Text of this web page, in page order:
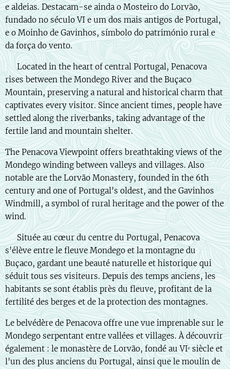
e aldeias. Destacam-se ainda o Mosteiro do Lorvão,
fundado no século VI e um dos mais antigos de Portugal,
e o Moinho de Gavinhos, símbolo do património rural e
da força do vento.
🇬🇧 Located in the heart of central Portugal, Penacova
rises between the Mondego River and the Buçaco
Mountain, preserving a natural and historical charm that
captivates every visitor. Since ancient times, people have
settled along the riverbanks, taking advantage of the
fertile land and mountain shelter.
The Penacova Viewpoint offers breathtaking views of the
Mondego winding between valleys and villages. Also
notable are the Lorvão Monastery, founded in the 6th
century and one of Portugal's oldest, and the Gavinhos
Windmill, a symbol of rural heritage and the power of the
wind.
🇫🇷 Située au cœur du centre du Portugal, Penacova
s'élève entre le fleuve Mondego et la montagne du
Buçaco, gardant une beauté naturelle et historique qui
séduit tous ses visiteurs. Depuis des temps anciens, les
habitants se sont établis près du fleuve, profitant de la
fertilité des berges et de la protection des montagnes.
Le belvédère de Penacova offre une vue imprenable sur le
Mondego serpentant entre vallées et villages. À découvrir
également : le monastère de Lorvão, fondé au VIᵉ siècle et
l'un des plus anciens du Portugal, ainsi que le moulin de